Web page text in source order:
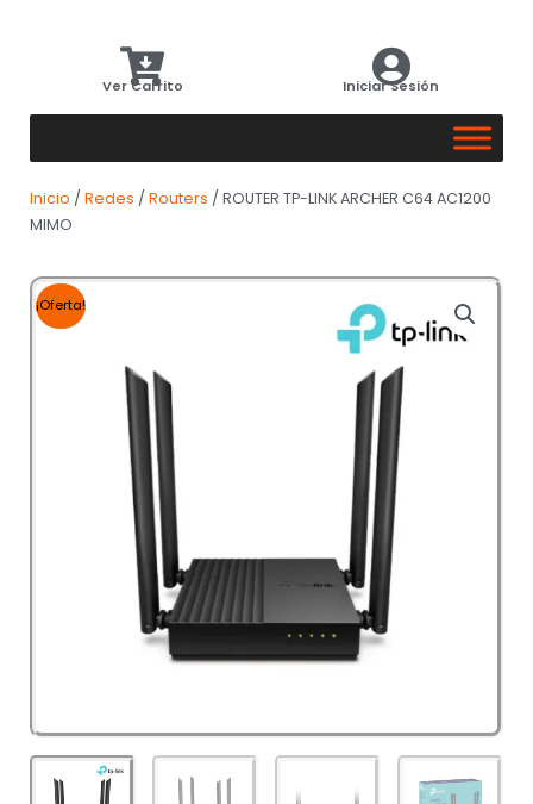
Ver Carrito Iniciar Sesión
Inicio / Redes / Routers / ROUTER TP-LINK ARCHER C64 AC1200
MIMO
¡Oferta!